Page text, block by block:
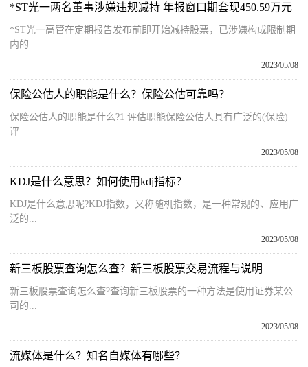
*ST光一两名董事涉嫌违规减持 年报窗口期套现450.59万元
*ST光一高管在定期报告发布前即开始减持股票，已涉嫌构成限制期
内的...
2023/05/08
保险公估人的职能是什么？保险公估可靠吗？
保险公估人的职能是什么?1 评估职能保险公估人具有广泛的(保险)
评...
2023/05/08
KDJ是什么意思？如何使用kdj指标？
KDJ是什么意思呢?KDJ指数，又称随机指数，是一种常规的、应用广
泛的...
2023/05/08
新三板股票查询怎么查？新三板股票交易流程与说明
新三板股票查询怎么查?查询新三板股票的一种方法是使用证券某公
司的...
2023/05/08
流媒体是什么？知名自媒体有哪些？